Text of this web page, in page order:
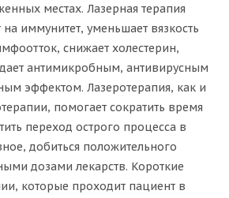
местах. Лазерная терапия
иммунитет, уменьшает вязкость
снижает холестерин,
антимикробным, антивирусным
эффектом. Лазеротерапия, как и
помогает сократить время
переход острого процесса в
добиться положительного
дозами лекарств. Короткие
которые проходит пациент в